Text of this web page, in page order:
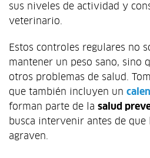
sus niveles de actividad y
veterinario.
Estos controles regulares no
mantener un peso sano, sino
otros problemas de salud.
que también incluyen un
forman parte de la salud
busca intervenir antes de que
agraven.